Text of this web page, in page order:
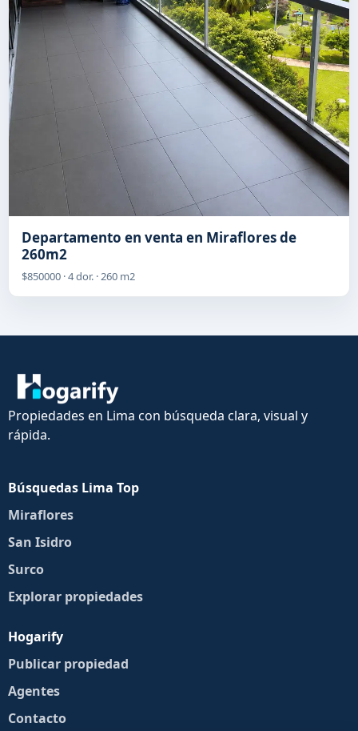
Departamento en venta en Miraflores de
260m2
$850000 · 4 dor. · 260 m2
Propiedades en Lima con búsqueda clara, visual y
rápida.
Búsquedas Lima Top
Miraflores
San Isidro
Surco
Explorar propiedades
Hogarify
Publicar propiedad
Agentes
Contacto